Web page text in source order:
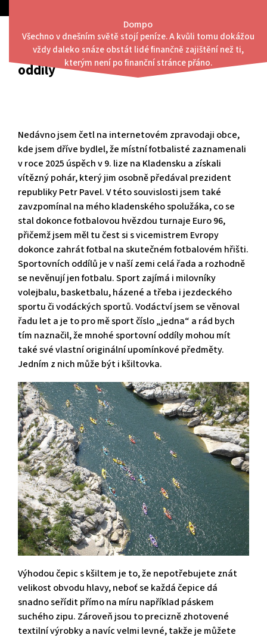
content
Dompo
Všechno v dnešním světě stojí peníze. A kvůli tomu dokážou
vždy daleko snáze obstát lidé finančně zajištění než ti,
kterým není po finanční stránce přáno.
Menu
Čepice s potiskem pro sportovní
oddíly
Nedávno jsem četl na internetovém zpravodaji obce,
kde jsem dříve bydlel, že místní fotbalisté zaznamenali
v roce 2025 úspěch v 9. lize na Kladensku a získali
vítězný pohár, který jim osobně předával prezident
republiky Petr Pavel. V této souvislosti jsem také
zavzpomínal na mého kladenského spolužáka, co se
stal dokonce fotbalovou hvězdou turnaje Euro 96,
přičemž jsem měl tu čest si s vicemistrem Evropy
dokonce zahrát fotbal na skutečném fotbalovém hřišti.
Sportovních oddílů je v naší zemi celá řada a rozhodně
se nevěnují jen fotbalu. Sport zajímá i milovníky
volejbalu, basketbalu, házené a třeba i jezdeckého
sportu či vodáckých sportů. Vodáctví jsem se věnoval
řadu let a je to pro mě sport číslo „jedna“ a rád bych
tím naznačil, že mnohé sportovní oddíly mohou mít
také své vlastní originální upomínkové předměty.
Jedním z nich může být i kšiltovka.
Výhodou čepic s kšiltem je to, že nepotřebujete znát
velikost obvodu hlavy, neboť se každá čepice dá
snadno seřídit přímo na míru například páskem
suchého zipu. Zároveň jsou to precizně zhotovené
textilní výrobky a navíc velmi levné, takže je můžete